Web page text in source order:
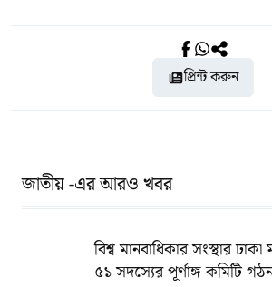
প্রিন্ট করুন
জাতীয় -এর আরও খবর
বিশ্ব মানবাধিকার সংস্থার
৫১ সদস্যের পূর্ণাঙ্গ কমিটি